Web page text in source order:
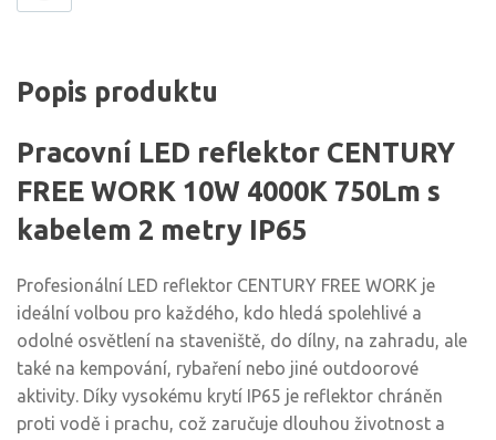
Popis produktu
Pracovní LED reflektor CENTURY
FREE WORK 10W 4000K 750Lm s
kabelem 2 metry IP65
Profesionální LED reflektor CENTURY FREE WORK je
ideální volbou pro každého, kdo hledá spolehlivé a
odolné osvětlení na staveniště, do dílny, na zahradu, ale
také na kempování, rybaření nebo jiné outdoorové
aktivity. Díky vysokému krytí IP65 je reflektor chráněn
proti vodě i prachu, což zaručuje dlouhou životnost a